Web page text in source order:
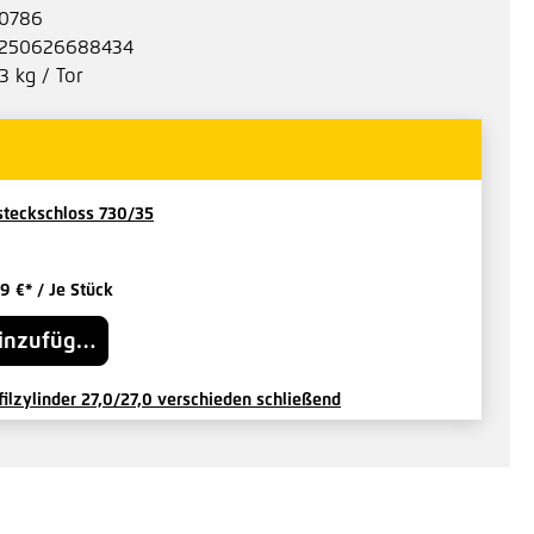
kg / Tor
730/35
€* / Je Stück
27,0/27,0 verschieden schließend